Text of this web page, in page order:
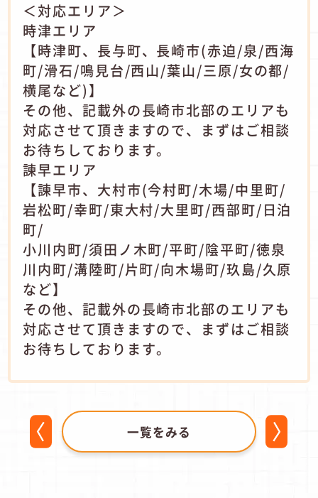
＜対応エリア＞
時津エリア
【時津町、長与町、長崎市(赤迫/泉/西海
町/滑石/鳴見台/西山/葉山/三原/女の都/
横尾など)】
その他、記載外の長崎市北部のエリアも
対応させて頂きますので、まずはご相談
お待ちしております。
諫早エリア
【諫早市、大村市(今村町/木場/中里町/
岩松町/幸町/東大村/大里町/西部町/日泊
町/
小川内町/須田ノ木町/平町/陰平町/徳泉
川内町/溝陸町/片町/向木場町/玖島/久原
など】
その他、記載外の長崎市北部のエリアも
対応させて頂きますので、まずはご相談
お待ちしております。
一覧をみる